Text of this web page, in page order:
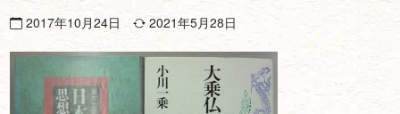
プ 2017年10月24日 2021年5月28日